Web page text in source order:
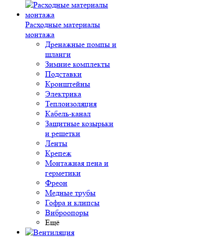
Расходные материалы
монтажа
Дренажные помпы и
шланги
Зимние комплекты
Подставки
Кронштейны
Электрика
Теплоизоляция
Кабель-канал
Защитные козырьки
и решетки
Ленты
Крепеж
Монтажная пена и
герметики
Фреон
Медные трубы
Гофра и клипсы
Виброопоры
Ещё